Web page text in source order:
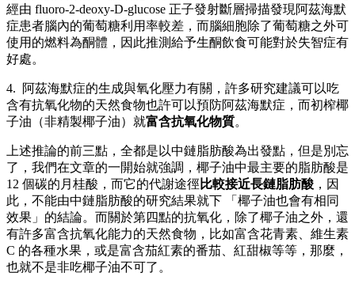
經由 fluoro-2-deoxy-D-glucose 正子發射斷層掃描發現阿茲海默
症患者腦內的葡萄糖利用率較差，而腦細胞除了葡萄糖之外可
使用的燃料為酮體，因此推測給予生酮飲食可能對於失智症有
好處。
4. 阿茲海默症的生成與氧化壓力有關，許多研究建議可以吃
含有抗氧化物的天然食物也許可以預防阿茲海默症，而初榨椰
子油（非精製椰子油）就富含抗氧化物質。
上述推論的前三點，全都是以中鏈脂肪酸為出發點，但是別忘
了，我們在文章的一開始就強調，椰子油中最主要的脂肪酸是
12 個碳的月桂酸，而它的代謝途徑 比較接近長鏈脂肪酸 ，因
此，不能由中鏈脂肪酸的研究結果就下 「椰子油也會有相同
效果」的結論。而關於第四點的抗氧化，除了椰子油之外，還
有許多富含抗氧化能力的天然食物，比如富含花青素、維生素
C 的各種水果，或是富含茄紅素的番茄、紅甜椒等等，那麼，
也就不是非吃椰子油不可了。